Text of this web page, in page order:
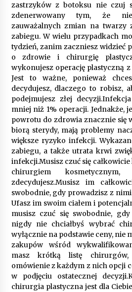
zastrzyków z botoksu nie czuj
zdenerwowany tym, że
zauważalnych zmian na twarzy
zabiegu. W wielu przypadkach
tydzień, zanim zaczniesz widzieć
o zdrowie i chirurgię
wykonujesz operację plastyczną
Jest to ważne, ponieważ
decydujesz, dlaczego to robisz,
podejmujesz złej
mniej niż 1% operacji. Jednakże,
powrotu do zdrowia znacznie się
biorą sterydy, mają problemy
większe ryzyko infekcji.
zabiegu, a także utrata krwi
infekcji.Musisz czuć się
chirurgiem
zdecydujesz.Musisz im
swobodnie, gdy prowadzisz z
Ufasz im swoim ciałem i
musisz czuć się swobodnie,
nigdy nie chciałbyś wybrać
wyłącznie na podstawie ceny, nie
zakupów wśród
masz krótką listę chirurgów,
omówienie z każdym z nich opcji
w podjęciu ostatecznej
chirurgia plastyczna jest dla